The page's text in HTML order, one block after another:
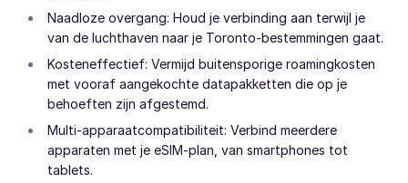
Naadloze overgang: Houd je verbinding aan terwijl je
van de luchthaven naar je Toronto-bestemmingen gaat.
Kosteneffectief: Vermijd buitensporige roamingkosten
met vooraf aangekochte datapakketten die op je
behoeften zijn afgestemd.
Multi-apparaatcompatibiliteit: Verbind meerdere
apparaten met je eSIM-plan, van smartphones tot
tablets.